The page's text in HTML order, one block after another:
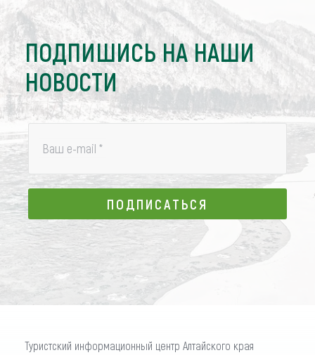
ПОДПИШИСЬ НА НАШИ
НОВОСТИ
Ваш e-mail *
ПОДПИСАТЬСЯ
ПОДПИСАТЬСЯ
Туристский информационный центр Алтайского края